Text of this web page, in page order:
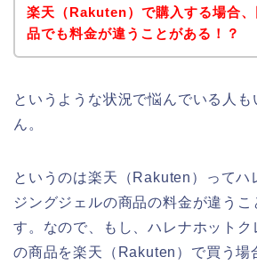
楽天（Rakuten）で購入する場合、
品でも料金が違うことがある！？
というような状況で悩んでいる人
ん。
というのは楽天（Rakuten）ってハ
ジングジェルの商品の料金が違う
す。なので、もし、ハレナホットク
の商品を楽天（Rakuten）で買う場